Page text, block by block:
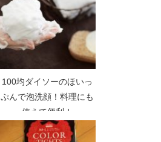
100均ダイソーのほいっ
ぷんで泡洗顔！料理にも
使えて便利！